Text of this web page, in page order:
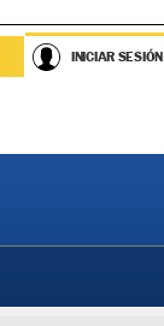
INICIAR SESIÓN